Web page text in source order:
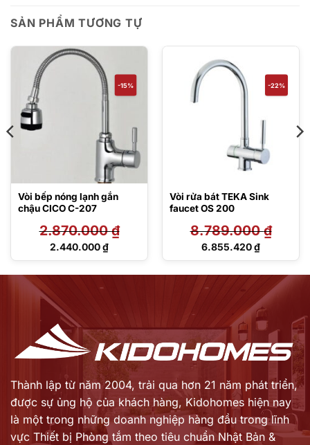
SẢN PHẨM TƯƠNG TỰ
-15%
Vòi bếp nóng lạnh gắn
chậu CICO C-207
2.870.000₫
Giá
2.440.000₫
Giá
-22%
Vòi rửa bát TEKA Sink
faucet OS 200
8.789.000₫
Giá
8.789.000 ₫.
6.855.420₫
Giá
6.855.420 ₫.
Thành lập từ năm 2004, trải qua hơn 21 năm phát triển,
được sự ủng hộ của khách hàng, Kidohomes hiện nay
là một trong những doanh nghiệp hàng đầu trong lĩnh
vực Thiết bị Phòng tắm theo tiêu chuẩn Nhật Bản &